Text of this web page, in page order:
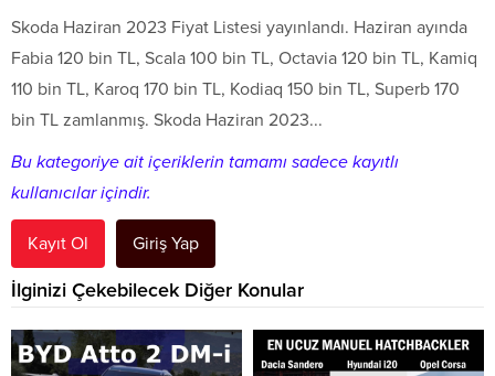
Skoda Haziran 2023 Fiyat Listesi yayınlandı. Haziran ayında
Fabia 120 bin TL, Scala 100 bin TL, Octavia 120 bin TL, Kamiq
110 bin TL, Karoq 170 bin TL, Kodiaq 150 bin TL, Superb 170
bin TL zamlanmış. Skoda Haziran 2023...
Bu kategoriye ait içeriklerin tamamı sadece kayıtlı
kullanıcılar içindir.
Kayıt Ol Giriş Yap
İlginizi Çekebilecek Diğer Konular